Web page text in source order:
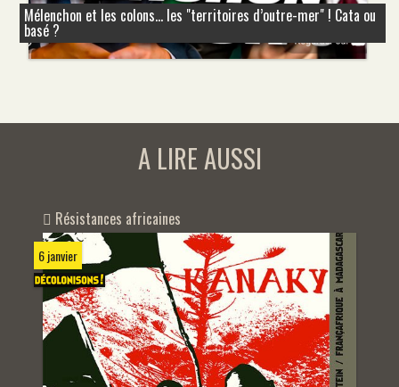
Mélenchon et les colons... les "territoires d’outre-mer" ! Cata ou
basé ?
A LIRE AUSSI
Résistances africaines
6 janvier